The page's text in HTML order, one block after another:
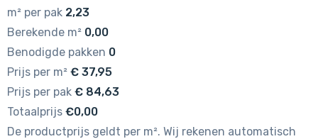
m² per pak 2,23
Berekende m² 0,00
Benodigde pakken 0
Prijs per m² € 37,95
Prijs per pak € 84,63
Totaalprijs €0,00
De productprijs geldt per m². Wij rekenen automatisch